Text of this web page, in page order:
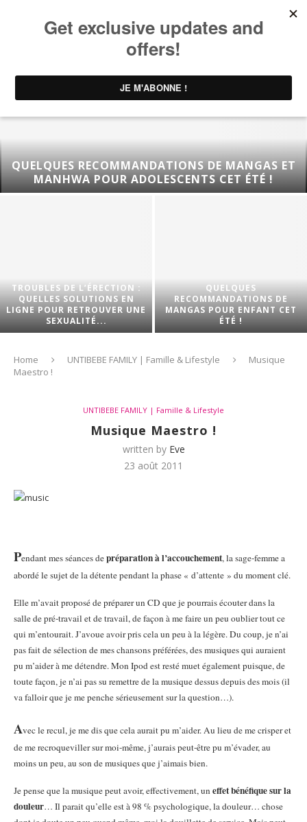
QUELQUES RECOMMANDATIONS DE MANGAS ET
MANHWA POUR ADOLESCENTS CET ÉTÉ !
TROUBLES DE L’ÉRECTION :
QUELLES SOLUTIONS EN
LIGNE POUR RETROUVER UNE
SEXUALITÉ...
QUELQUES
RECOMMANDATIONS DE
MANGAS POUR ENFANT CET
ÉTÉ !
Home UNTIBEBE FAMILY | Famille & Lifestyle
Musique
Maestro !
UNTIBEBE FAMILY | Famille & Lifestyle
Musique Maestro !
written by Eve
23 août 2011
Pendant mes séances depréparation à l’accouchement, la sage-femme a
abordé le sujet de la détente pendant la phase « d’attente » du moment clé.
Elle m’avait proposé de préparer un CD que je pourrais écouter dans la
salle de pré-travail et de travail, de façon à me faire un peu oublier tout ce
qui m’entourait. J’avoue avoir pris cela un peu à la légère. Du coup, je n’ai
pas fait de sélection de mes chansons préférées, des musiques qui auraient
pu m’aider à me détendre. Mon Ipod est resté muet également puisque, de
toute façon, je n’ai pas su remettre de la musique dessus depuis des mois (il
va falloir que je me penche sérieusement sur la question…).
Avec le recul, je me dis que cela aurait pu m’aider. Au lieu de me crisper et
de me recroqueviller sur moi-même, j’aurais peut-être pu m’évader, au
moins un peu, au son de musiques que j’aimais bien.
Je pense que la musique peut avoir, effectivement, uneffet bénéfique sur la
douleur… Il parait qu’elle est à 98 % psychologique, la douleur… chose